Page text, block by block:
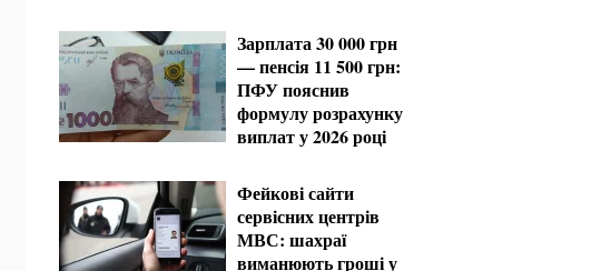
Зарплата 30 000 грн
— пенсія 11 500 грн:
ПФУ пояснив
формулу розрахунку
виплат у 2026 році
Фейкові сайти
сервісних центрів
МВС: шахраї
виманюють гроші у